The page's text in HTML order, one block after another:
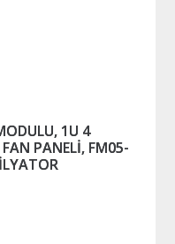
1U 4
PANELİ, FM05-